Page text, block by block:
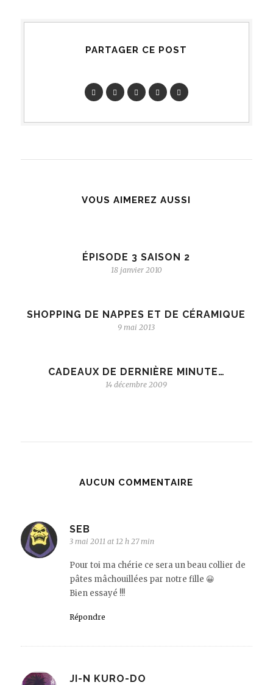
PARTAGER CE POST
VOUS AIMEREZ AUSSI
ÉPISODE 3 SAISON 2
18 janvier 2010
SHOPPING DE NAPPES ET DE CÉRAMIQUE
9 mai 2013
CADEAUX DE DERNIÈRE MINUTE…
14 décembre 2009
AUCUN COMMENTAIRE
SEB
3 mai 2011 at 12 h 27 min
Pour toi ma chérie ce sera un beau collier de
pâtes mâchouillées par notre fille 😀
Bien essayé !!!
Répondre
JI-N KURO-DO